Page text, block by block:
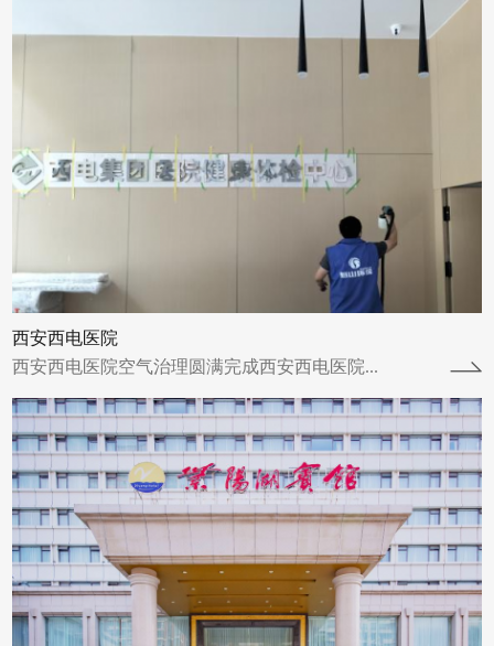
西安西电医院
西安西电医院空气治理圆满完成西安西电医院...
武汉市武昌区武汉紫阳湖宾馆空气治理圆满完
成武汉市武昌区武汉紫阳湖宾馆进行了空气治
理并于2023年8月30日圆满完成。武汉...
查看详情
武汉珞珈山宾馆
珞珈山国际酒店坐落于武汉市武昌繁华的商业
中心及街道口IT产业一条街上。东接东湖高新
技术开发区中国光谷；西连省军区、亚贸商...